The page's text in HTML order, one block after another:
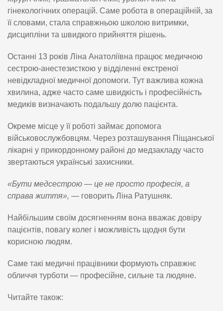
гінекологічних операцій. Саме робота в операційній, за
її словами, стала справжньою школою витримки,
дисципліни та швидкого прийняття рішень.
Останні 13 років Ліна Анатоліївна працює медичною
сестрою-анестезисткою у відділенні екстреної
невідкладної медичної допомоги. Тут важлива кожна
хвилина, адже часто саме швидкість і професійність
медиків визначають подальшу долю пацієнта.
Окреме місце у її роботі займає допомога
військовослужбовцям. Через розташування Піщанської
лікарні у прикордонному районі до медзакладу часто
звертаються українські захисники.
«Бути медсестрою — це не просто професія, а
справа життя», — говорить Ліна Ратушняк.
Найбільшим своїм досягненням вона вважає довіру
пацієнтів, повагу колег і можливість щодня бути
корисною людям.
Саме такі медичні працівники формують справжнє
обличчя турботи — професійне, сильне та людяне.
Читайте також: